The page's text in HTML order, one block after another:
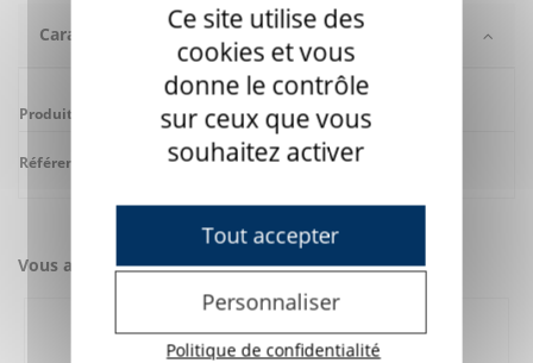
Caractéristiques
Produit apparenté Zono 1 et 2
Référence
Vous aimerez aussi
Ce site utilise des
cookies et vous
donne le contrôle
sur ceux que vous
souhaitez activer
Tout accepter
Personnaliser
Politique de confidentialité